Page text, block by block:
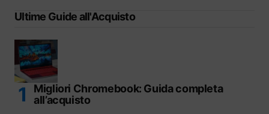
Ultime Guide all'Acquisto
Migliori Chromebook: Guida completa
all’acquisto